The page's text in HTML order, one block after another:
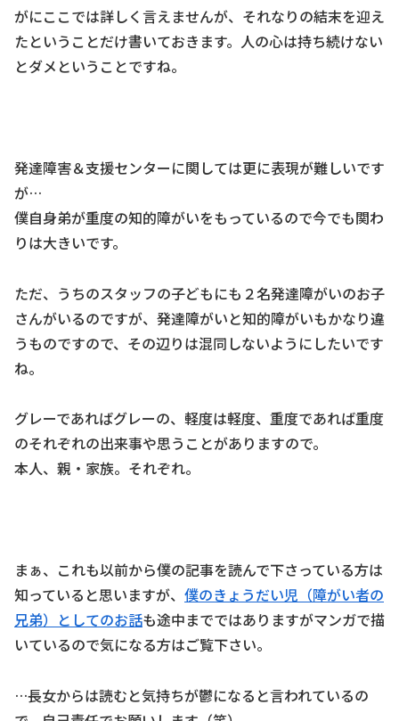
がにここでは詳しく言えませんが、それなりの結末を迎え
たということだけ書いておきます。人の心は持ち続けない
とダメということですね。
発達障害＆支援センターに関しては更に表現が難しいです
が…
僕自身弟が重度の知的障がいをもっているので今でも関わ
りは大きいです。
ただ、うちのスタッフの子どもにも２名発達障がいのお子
さんがいるのですが、発達障がいと知的障がいもかなり違
うものですので、その辺りは混同しないようにしたいです
ね。
グレーであればグレーの、軽度は軽度、重度であれば重度
のそれぞれの出来事や思うことがありますので。
本人、親・家族。それぞれ。
まぁ、これも以前から僕の記事を読んで下さっている方は
知っていると思いますが、 僕のきょうだい児（障がい者の
兄弟）としてのお話も途中までではありますがマンガで描
いているので気になる方はご覧下さい。
…長女からは読むと気持ちが鬱になると言われているの